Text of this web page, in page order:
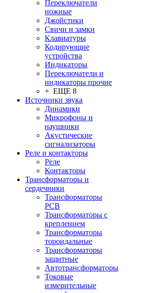
Переключатели
ножные
Джойстики
Свичи и замки
Клавиатуры
Кодирующие
устройства
Индикаторы
Переключатели и
индикаторы прочие
+ ЕЩЕ 8
Источники звука
Динамики
Микрофоны и
наушники
Акустические
сигнализаторы
Реле и контакторы
Реле
Контакторы
Трансформаторы и
сердечники
Трансформаторы
PCB
Трансформаторы с
креплением
Трансформаторы
тороидальные
Трансформаторы
защитные
Автотрансформаторы
Токовые
измерительные